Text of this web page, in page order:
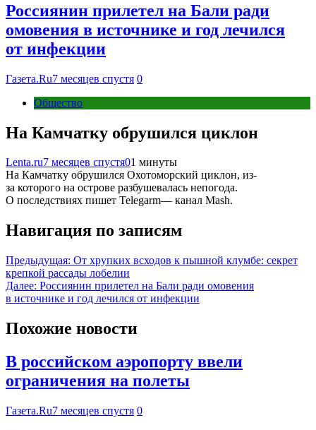
Россиянин прилетел на Бали ради
омовения в источнике и год лечился
от инфекции
Газета.Ru7 месяцев спустя 0
Общество
На Камчатку обрушился циклон
Lenta.ru7 месяцев спустя01 минуты
На Камчатку обрушился Охотоморский циклон, из-
за которого на острове разбушевалась непогода.
О последствиях пишет Telegarm— канал Mash.
Навигация по записям
Предыдущая: От хрупких всходов к пышной клумбе: секрет
крепкой рассады лобелии
Далее: Россиянин прилетел на Бали ради омовения
в источнике и год лечился от инфекции
Похожие новости
В российском аэропорту ввели
ограничения на полеты
Газета.Ru7 месяцев спустя 0